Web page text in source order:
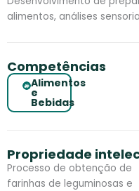
alimentos, análises
Competências
Alimentos
e
Bebidas
Propriedade
Processo de obtenção de
farinhas de leguminosas e